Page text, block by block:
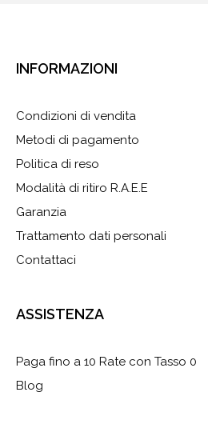
INFORMAZIONI
Condizioni di vendita
Metodi di pagamento
Politica di reso
Modalità di ritiro R.A.E.E
Garanzia
Trattamento dati personali
Contattaci
ASSISTENZA
Paga fino a 10 Rate con Tasso 0
Blog